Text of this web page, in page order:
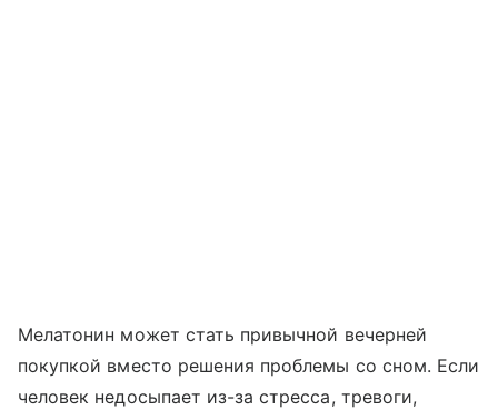
Мелатонин может стать привычной вечерней
покупкой вместо решения проблемы со сном. Если
человек недосыпает из-за стресса, тревоги,